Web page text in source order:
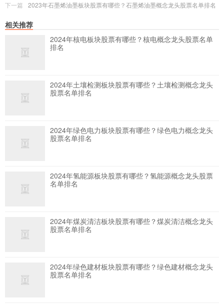
下一篇
2023年石墨烯油墨板块股票有哪些？石墨烯油墨概念龙头股票名单排名
相关推荐
2024年核电板块股票有哪些？核电概念龙头股票名单
排名
2024年土壤检测板块股票有哪些？土壤检测概念龙头
股票名单排名
2024年绿色电力板块股票有哪些？绿色电力概念龙头
股票名单排名
2024年氢能源板块股票有哪些？氢能源概念龙头股票
名单排名
2024年煤炭清洁板块股票有哪些？煤炭清洁概念龙头
股票名单排名
2024年绿色建材板块股票有哪些？绿色建材概念龙头
股票名单排名